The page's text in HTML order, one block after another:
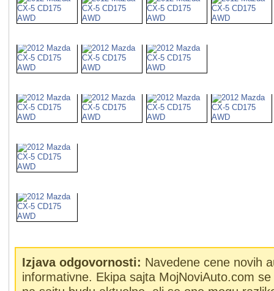
Izjava odgovornosti: Navedene cene novih
informativne. Ekipa sajta MojNoviAuto.com